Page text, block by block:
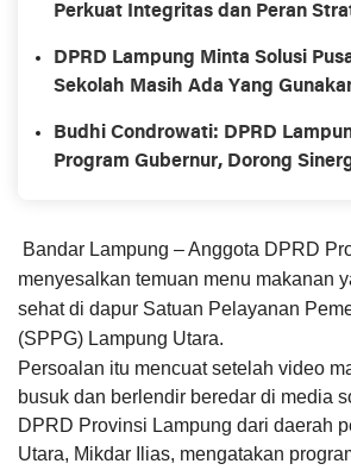
Perkuat Integritas dan Peran
DPRD Lampung Minta Solusi
Sekolah Masih Ada Yang
Budhi Condrowati: DPRD
Program Gubernur, Dorong
Bandar Lampung – Anggota DPRD
menyesalkan temuan menu makanan
sehat di dapur Satuan Pelayanan
(SPPG) Lampung Utara.
Persoalan itu mencuat setelah video
busuk dan berlendir beredar di media
DPRD Provinsi Lampung dari daerah
Utara, Mikdar Ilias, mengatakan